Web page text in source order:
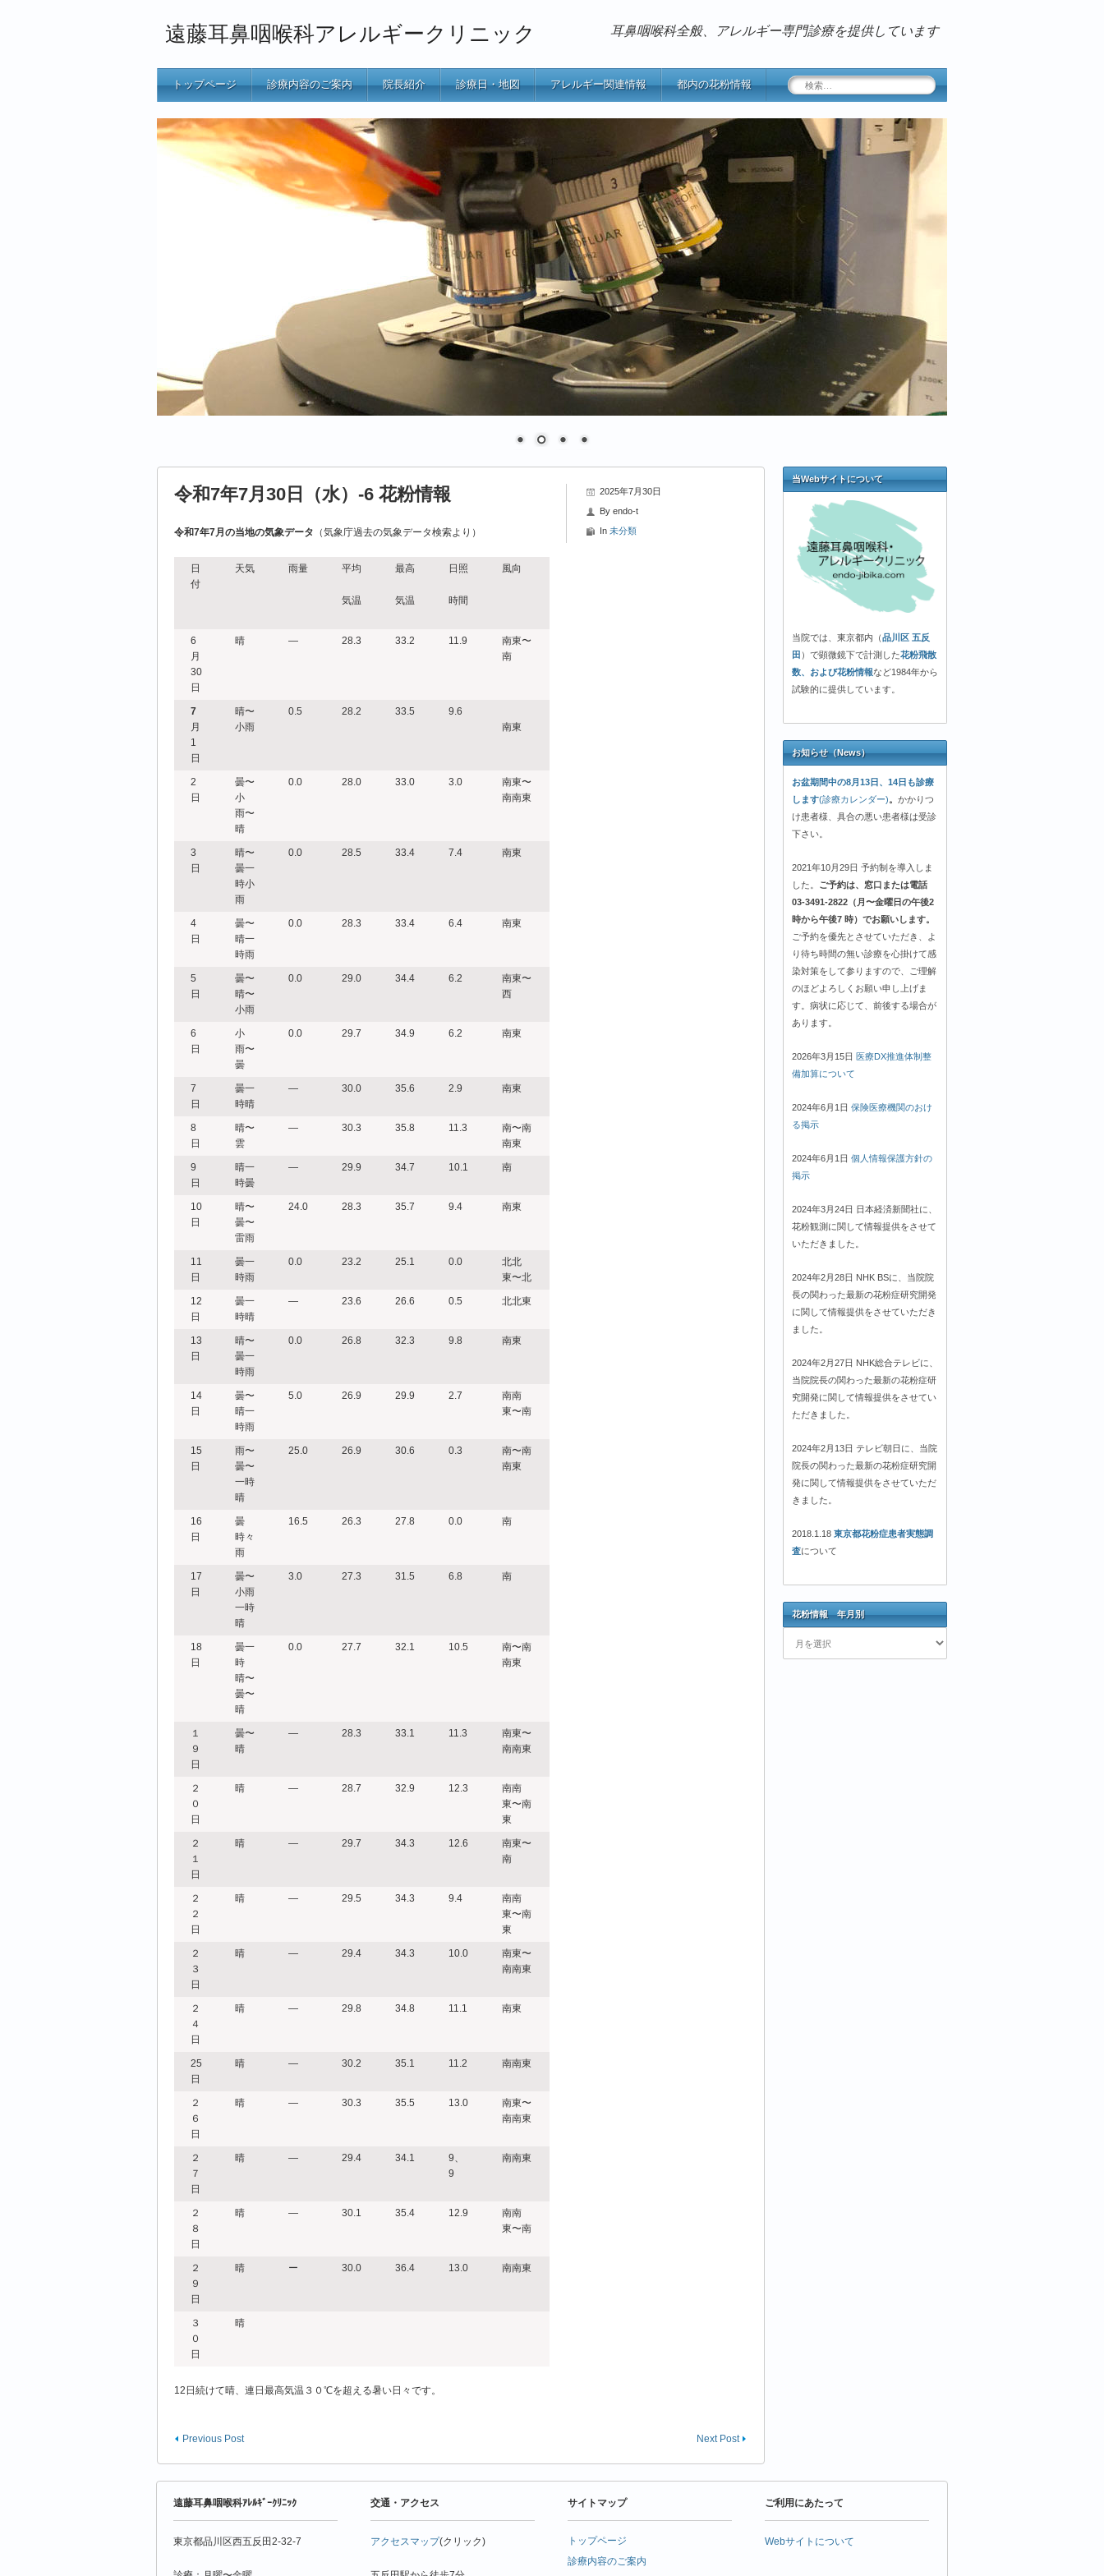
遠藤耳鼻咽喉科アレルギークリニック 耳鼻咽喉科全般、アレルギー専門診療を提供しています
トップページ 診療内容のご案内 院長紹介 診療日・地図 アレルギー関連情報 都内の花粉情報
検
索:
2025年7月30日
By endo-t
In 未分類
令和7年7月30日（水）-6 花粉情報
令和7年7月の当地の気象データ （気象庁過去の気象データ検索より）
日
付
天気 雨量 平均
気温
最高
気温
日照
時間
風向
6
月
30
日
晴 ― 28.3 33.2 11.9
南東〜
南
7
月
1
日
晴〜
小雨
0.5 28.2 33.5
9.6
南東
2
日
曇〜
小
雨〜
晴
0.0 28.0 33.0 3.0
南東〜
南南東
3
日
晴〜
曇一
時小
雨
0.0 28.5 33.4 7.4 南東
4
日
曇〜
晴一
時雨
0.0 28.3 33.4 6.4 南東
5
日
曇〜
晴〜
小雨
0.0 29.0 34.4 6.2
南東〜
西
6
日
小
雨〜
曇
0.0 29.7 34.9 6.2 南東
7
日
曇一
時晴
― 30.0 35.6 2.9 南東
8
日
晴〜
雲
― 30.3 35.8 11.3
南〜南
南東
9
日
晴一
時曇
― 29.9 34.7 10.1 南
10
日
晴〜
曇〜
雷雨
24.0 28.3 35.7 9.4 南東
11
日
曇一
時雨
0.0 23.2 25.1 0.0
北北
東〜北
12
日
曇一
時晴
― 23.6 26.6 0.5 北北東
13
日
晴〜
曇一
時雨
0.0 26.8 32.3 9.8 南東
14
日
曇〜
晴一
時雨
5.0 26.9 29.9 2.7
南南
東〜南
15
日
雨〜
曇〜
一時
晴
25.0 26.9 30.6 0.3
南〜南
南東
16
日
曇
時々
雨
16.5 26.3 27.8 0.0 南
17
日
曇〜
小雨
一時
晴
3.0 27.3 31.5 6.8 南
18
日
曇一
時
晴〜
曇〜
晴
0.0 27.7 32.1 10.5
南〜南
南東
１
９
日
曇〜
晴
― 28.3 33.1 11.3
南東〜
南南東
２
０
日
晴 ― 28.7 32.9 12.3
南南
東〜南
東
２
１
日
晴 ― 29.7 34.3 12.6
南東〜
南
２
２
日
晴 ― 29.5 34.3 9.4
南南
東〜南
東
２
３
日
晴 ― 29.4 34.3 10.0
南東〜
南南東
２
４
日
晴 ― 29.8 34.8 11.1 南東
25
日
晴 ― 30.2 35.1 11.2 南南東
２
６
日
晴 ― 30.3 35.5 13.0
南東〜
南南東
２
７
日
晴 ― 29.4 34.1
9、
9
南南東
２
８
日
晴 ― 30.1 35.4 12.9
南南
東〜南
２
９
日
晴 ー 30.0 36.4 13.0 南南東
３
０
日
晴
12日続けて晴、連日最高気温３０℃を超える暑い日々です。
Next Post
Previous Post
当Webサイトについて
当院では、東京都内（品川区 五反
田 ）で顕微鏡下で計測した花粉飛散
数、および花粉情報など1984年から
試験的に提供しています。
お知らせ（News）
お盆期間中の8月13日、14日も診療
します(診療カレンダー)。 かかりつ
け患者様、具合の悪い患者様は受診
下さい。
2021年10月29日 予約制を導入しま
した。 ご予約は、窓口または電話
03-3491-2822（月〜金曜日の午後2
時から午後7 時）でお願いします。
ご予約を優先とさせていただき、よ
り待ち時間の無い診療を心掛けて感
染対策をして参りますので、ご理解
のほどよろしくお願い申し上げま
す。病状に応じて、前後する場合が
あります。
2026年3月15日 医療DX推進体制整
備加算について
2024年6月1日 保険医療機関のおけ
る掲示
2024年6月1日 個人情報保護方針の
掲示
2024年3月24日 日本経済新聞社に、
花粉観測に関して情報提供をさせて
いただきました。
2024年2月28日 NHK BSに、当院院
長の関わった最新の花粉症研究開発
に関して情報提供をさせていただき
ました。
2024年2月27日 NHK総合テレビに、
当院院長の関わった最新の花粉症研
究開発に関して情報提供をさせてい
ただきました。
2024年2月13日 テレビ朝日に、当院
院長の関わった最新の花粉症研究開
発に関して情報提供をさせていただ
きました。
2018.1.18 東京都花粉症患者実態調
査について
花粉情報 年月別
花
粉
遠藤耳鼻咽喉科ｱﾚﾙｷﾞｰｸﾘﾆｯｸ
東京都品川区西五反田2-32-7
交通・アクセス
アクセスマップ(クリック)
サイトマップ
トップページ
診療内容のご案内
ご利用にあたって
Webサイトについて